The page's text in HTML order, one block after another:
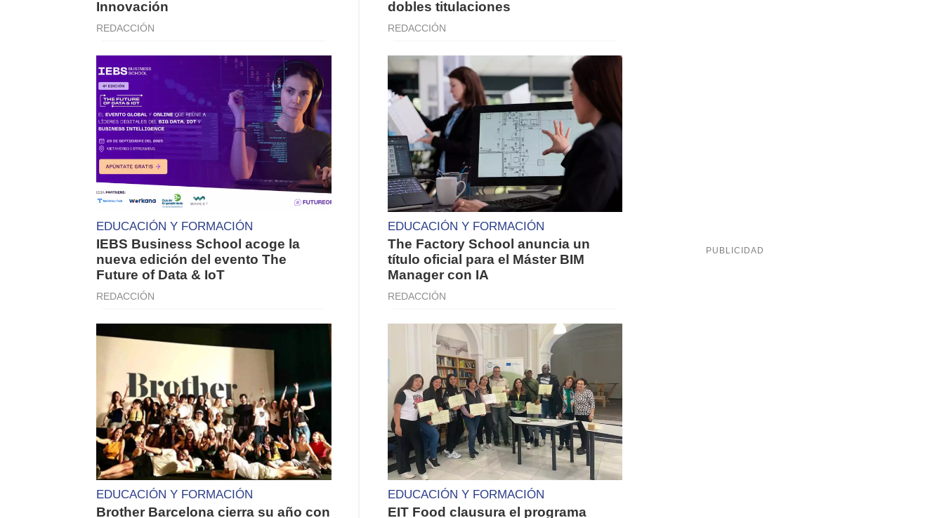
Innovación
REDACCIÓN
dobles titulaciones
REDACCIÓN
EDUCACIÓN Y FORMACIÓN
IEBS Business School acoge la
nueva edición del evento The
Future of Data & IoT
REDACCIÓN
EDUCACIÓN Y FORMACIÓN
The Factory School anuncia un
título oficial para el Máster BIM
Manager con IA
REDACCIÓN
EDUCACIÓN Y FORMACIÓN
Brother Barcelona cierra su año con
EDUCACIÓN Y FORMACIÓN
EIT Food clausura el programa